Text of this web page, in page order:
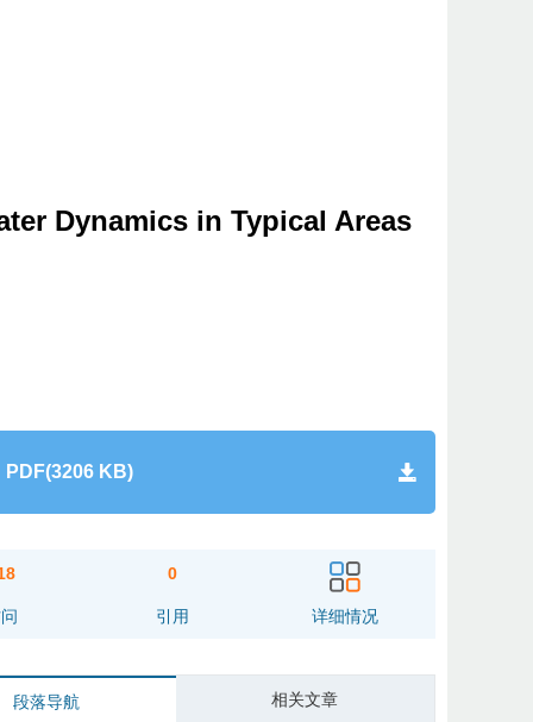
Dynamics in Typical Areas
PDF(3206 KB)
0
引用 详细情况
段落导航
相关文章